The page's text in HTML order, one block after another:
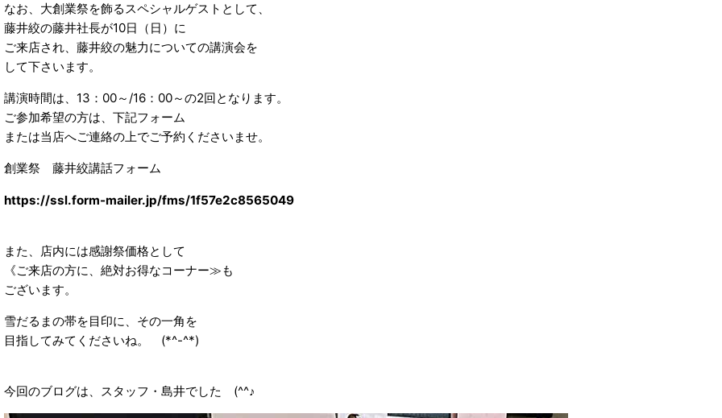
なお、大創業祭を飾るスペシャルゲストとして、
藤井絞の藤井社長が10日（日）に
ご来店され、藤井絞の魅力についての講演会を
して下さいます。
講演時間は、13：00～/16：00～の2回となります。
ご参加希望の方は、下記フォーム
または当店へご連絡の上でご予約くださいませ。
創業祭 藤井絞講話フォーム
https://ssl.form-mailer.jp/fms/1f57e2c8565049
また、店内には感謝祭価格として
《ご来店の方に、絶対お得なコーナー≫も
ございます。
雪だるまの帯を目印に、その一角を
目指してみてくださいね。 (*^-^*)
今回のブログは、スタッフ・島井でした (^^♪